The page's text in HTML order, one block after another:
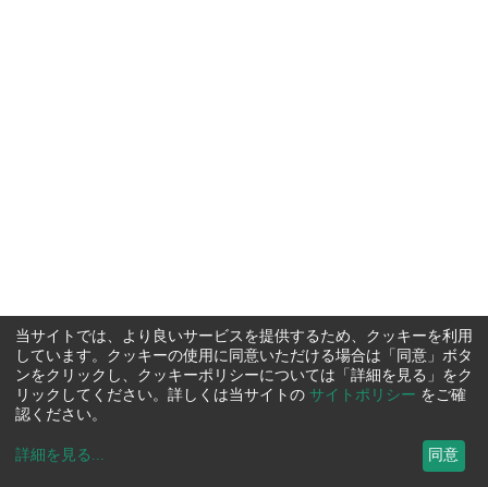
当サイトでは、より良いサービスを提供するため、クッキーを利用
しています。クッキーの使用に同意いただける場合は「同意」ボタ
ンをクリックし、クッキーポリシーについては「詳細を見る」をク
リックしてください。詳しくは当サイトの サイトポリシー をご確
認ください。
詳細を見る ... 同意